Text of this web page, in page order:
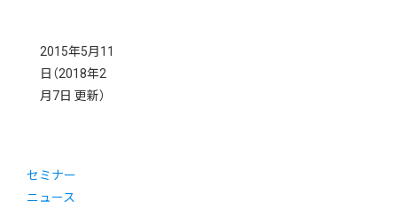
2015年5月11
日 （2018年2
月7日 更新）
セミナー
ニュース